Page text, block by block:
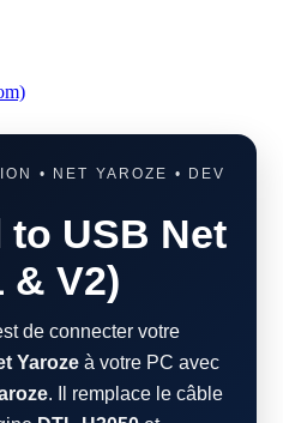
• NET YAROZE • DEV
to USB Net
& V2)
de connecter votre
Yaroze à votre PC avec
. Il remplace le câble